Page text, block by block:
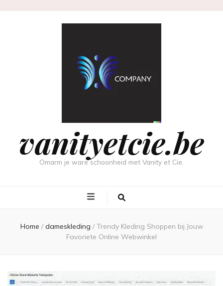
vanityetcie.be
Omarm je ware schoonheid met Vanity et Cie.
Home / dameskleding / Trendy Kleding Shoppen bij Jouw
Favoriete Online Webwinkel